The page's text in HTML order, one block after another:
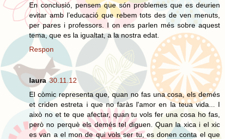
En conclusió, pensem que són problemes que es deurien
evitar amb l’educació que rebem tots des de ven menuts,
per pares i professors. I on ens parlen més sobre aquest
tema, que es la igualtat, a la nostra edat.
Respon
laura 30.11.12
El còmic representa que, quan no fas una cosa, els demés
et criden estreta i que no faràs l'amor en la teua vida... I
això no et te que afectar, quan tu vols fer una cosa ho fas,
però no perquè els demés tel diguen. Quan la xica i el xic
es van a el mon de qui vols ser tu, es donen conta el que